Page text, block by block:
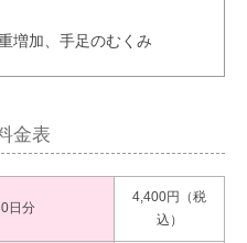
増加、手足のむくみ
金表
日分
4,400円（税
込）